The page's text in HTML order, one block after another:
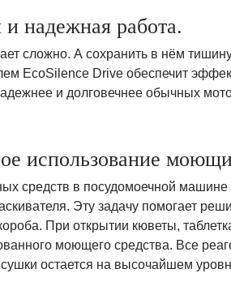
надежная работа.
сложно. А сохранить в нём
EcoSilence Drive обеспечит
и долговечнее обычных
использование
средств в посудомоечной
Эту задачу помогает
При открытии кюветы,
моющего средства. Все
остается на высочайшем